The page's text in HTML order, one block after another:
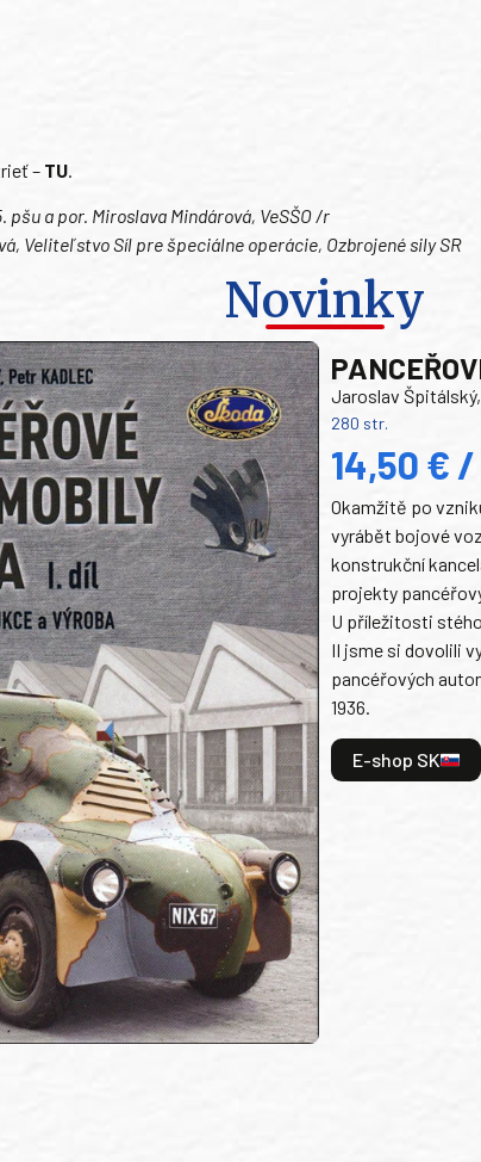
– TU.
a por. Miroslava Mindárová, VeSŠO /r
Veliteľstvo Síl pre špeciálne operácie, Ozbrojené sily SR
Novinky
Jaroslav
280 str.
14,50 €
Okamžitě po
vyrábět bojové
konstrukční
projekty
U příležitosti
II jsme si dovolili
pancéřových
1936.
E-shop SK